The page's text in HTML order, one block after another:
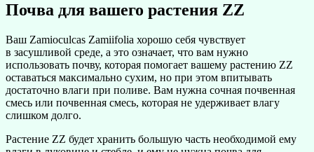
Почва для вашего растения ZZ
Ваш Zamioculcas Zamiifolia хорошо себя чувствует
в засушливой среде, а это означает, что вам нужно
использовать почву, которая помогает вашему растению ZZ
оставаться максимально сухим, но при этом впитывать
достаточно влаги при поливе. Вам нужна сочная почвенная
смесь или почвенная смесь, которая не удерживает влагу
слишком долго.
Растение ZZ будет хранить большую часть необходимой ему